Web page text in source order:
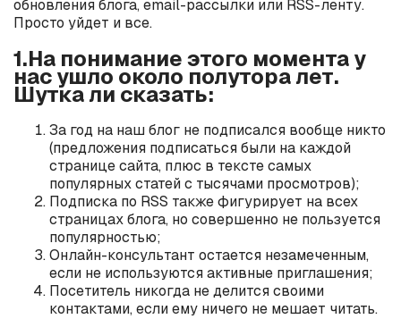
обновления блога, email-рассылки или RSS-ленту.
Просто уйдет и все.
1.На понимание этого момента у
нас ушло около полутора лет.
Шутка ли сказать:
За год на наш блог не подписался вообще никто
(предложения подписаться были на каждой
странице сайта, плюс в тексте самых
популярных статей с тысячами просмотров);
Подписка по RSS также фигурирует на всех
страницах блога, но совершенно не пользуется
популярностью;
Онлайн-консультант остается незамеченным,
если не используются активные приглашения;
Посетитель никогда не делится своими
контактами, если ему ничего не мешает читать.